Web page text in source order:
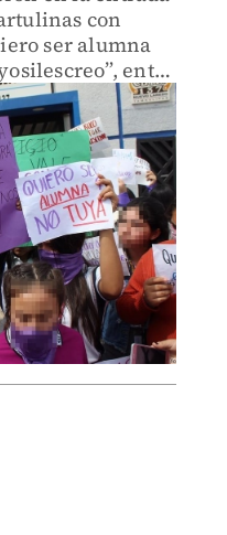
con
ser alumna
entre